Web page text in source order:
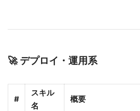
🚀 デプロイ・運用系
#
スキル
名
概要